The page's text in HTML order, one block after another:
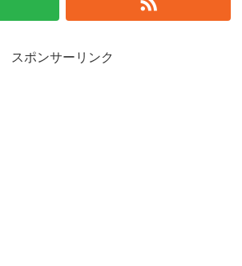
スポンサーリンク